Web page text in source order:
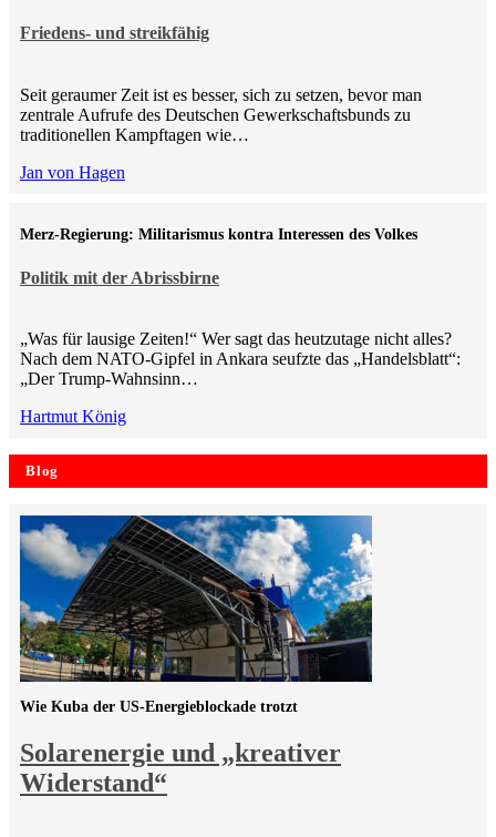
Friedens- und streikfähig
Seit geraumer Zeit ist es besser, sich zu setzen, bevor man
zentrale Aufrufe des Deutschen Gewerkschaftsbunds zu
traditionellen Kampftagen wie…
Jan von Hagen
Politik mit der Abrissbirne
Merz-Regierung: Militarismus kontra Inte­ressen des Volkes
„Was für lausige Zeiten!“ Wer sagt das heutzutage nicht alles?
Nach dem NATO-Gipfel in Ankara seufzte das „Handelsblatt“:
„Der Trump-Wahnsinn…
Hartmut König
Blog
Solarenergie und „kreativer
Widerstand“
Wie Kuba der US-Energieblockade trotzt